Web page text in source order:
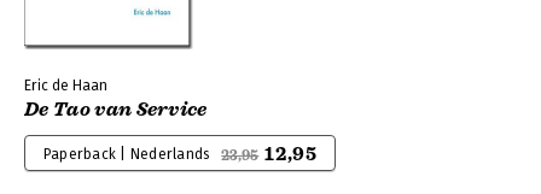
Eric de Haan
De Tao van Service
Paperback | Nederlands 23,95 12,95